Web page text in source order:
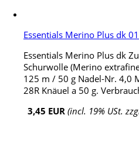
Essentials Merino Plus dk
Essentials Merino Plus dk
Schurwolle (Merino
125 m / 50 g Nadel-Nr. 4,0
28R Knäuel a 50 g.
3,45 EUR (incl. 19% USt.